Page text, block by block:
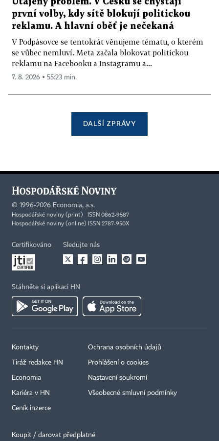
první volby, kdy sítě blokují politickou
reklamu. A hlavní oběť je nečekaná
V Podpásovce se tentokrát věnujeme tématu, o kterém
se vůbec nemluví. Meta začala blokovat politickou
reklamu na Facebooku a Instagramu a...
7. 8. 2026 ▪ 55:23 min.
DALŠÍ ZPRÁVY
© 1996-2026 Economia, a.s.
Hospodářské noviny (print) ISSN 0862-9587
Hospodářské noviny (online) ISSN 2787-950X
Certifikováno Sledujte nás
Stáhněte si aplikaci HN
Kontakty
Tiráž redakce HN
Economia
Kariéra v HN
Ceník inzerce
Ochrana osobních údajů
Prohlášení o cookies
Nastavení soukromí
Všeobecné smluvní podmínky
Koupit / darovat předplatné